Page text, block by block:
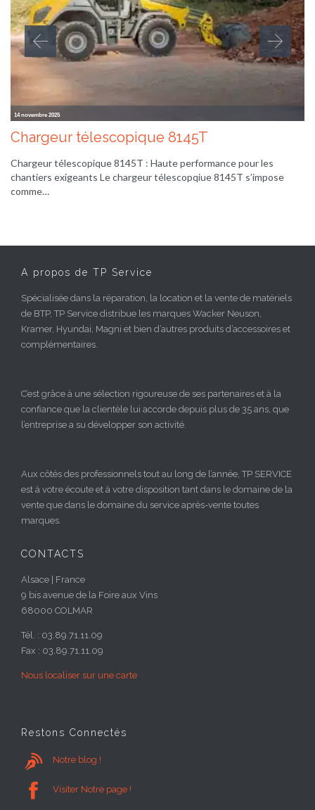
14 novembre 2025
Chargeur télescopique 8145T
Chargeur télescopique 8145T : Haute performance pour les
chantiers exigeants Le chargeur télescopqiue 8145T s’impose
comme…
A propos de TP Service
Spécialisée dans la réparation, la location et la vente de matériels
de BTP, TP Service distribue les marques Wacker Neuson,
Kramer, Hyundai, Magni et bien d’autres produits d’accessoires et
complémentaires.
C’est grâce à une sélection rigoureuse de ses partenaires et à la
confiance que la clientèle lui accorde depuis plus de 35 ans, que
l’entreprise a su développer son activité.
Aux côtés des professionnels tout au long de l’année, TP SERVICE
est à votre écoute et à votre disposition tant dans le domaine de la
vente que dans le domaine du service après-vente toutes
marques.
CONTACTS
Alsace | France
9 bis avenue de la Foire aux Vins
68000 COLMAR
Tél. : 03.89.71.11.09
Fax : 03.89.71.11.09
Nous localiser sur une carte
Restons Connectés
 Notre blog !
 Visiter Notre page !